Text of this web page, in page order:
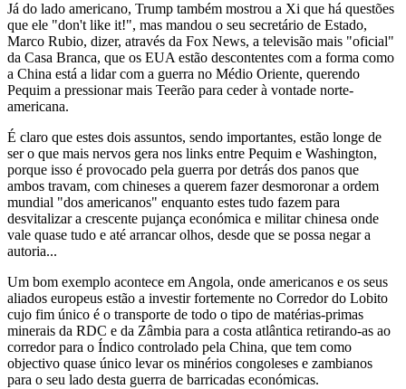
Já do lado americano, Trump também mostrou a Xi que há questões
que ele "don't like it!", mas mandou o seu secretário de Estado,
Marco Rubio, dizer, através da Fox News, a televisão mais "oficial"
da Casa Branca, que os EUA estão descontentes com a forma como
a China está a lidar com a guerra no Médio Oriente, querendo
Pequim a pressionar mais Teerão para ceder à vontade norte-
americana.
É claro que estes dois assuntos, sendo importantes, estão longe de
ser o que mais nervos gera nos links entre Pequim e Washington,
porque isso é provocado pela guerra por detrás dos panos que
ambos travam, com chineses a querem fazer desmoronar a ordem
mundial "dos americanos" enquanto estes tudo fazem para
desvitalizar a crescente pujança económica e militar chinesa onde
vale quase tudo e até arrancar olhos, desde que se possa negar a
autoria...
Um bom exemplo acontece em Angola, onde americanos e os seus
aliados europeus estão a investir fortemente no Corredor do Lobito
cujo fim único é o transporte de todo o tipo de matérias-primas
minerais da RDC e da Zâmbia para a costa atlântica retirando-as ao
corredor para o Índico controlado pela China, que tem como
objectivo quase único levar os minérios congoleses e zambianos
para o seu lado desta guerra de barricadas económicas.